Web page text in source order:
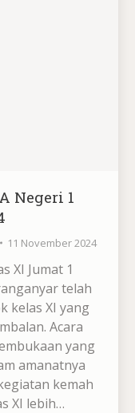
Negeri 1
11 November 2024
XI Jumat 1
telah
kelas XI yang
Acara
yang
amanatnya
kemah
XI lebih…